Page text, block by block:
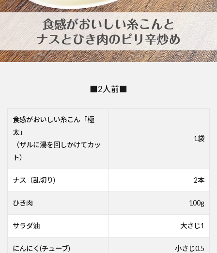
■2人前■
食感がおいしい糸こん「極
太」
（ザルに湯を回しかけてカッ
ト）
1袋
ナス（乱切り) 2本
ひき肉 100g
サラダ油 大さじ1
にんにく(チューブ) 小さじ0.5